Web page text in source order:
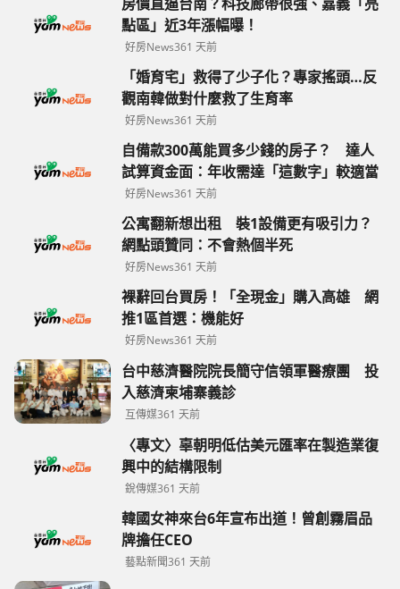
點區」近3年漲幅曝！
好房News361 天前
「婚育宅」救得了少子化？專家搖頭…反
觀南韓做對什麼救了生育率
好房News361 天前
自備款300萬能買多少錢的房子？ 達人
試算資金面：年收需達「這數字」較適當
好房News361 天前
公寓翻新想出租 裝1設備更有吸引力？
網點頭贊同：不會熱個半死
好房News361 天前
裸辭回台買房！「全現金」購入高雄 網
推1區首選：機能好
好房News361 天前
台中慈濟醫院院長簡守信領軍醫療團 投
入慈濟柬埔寨義診
互傳媒361 天前
〈專文〉辜朝明低估美元匯率在製造業復
興中的結構限制
銳傳媒361 天前
韓國女神來台6年宣布出道！曾創霧眉品
牌擔任CEO
藝點新聞361 天前